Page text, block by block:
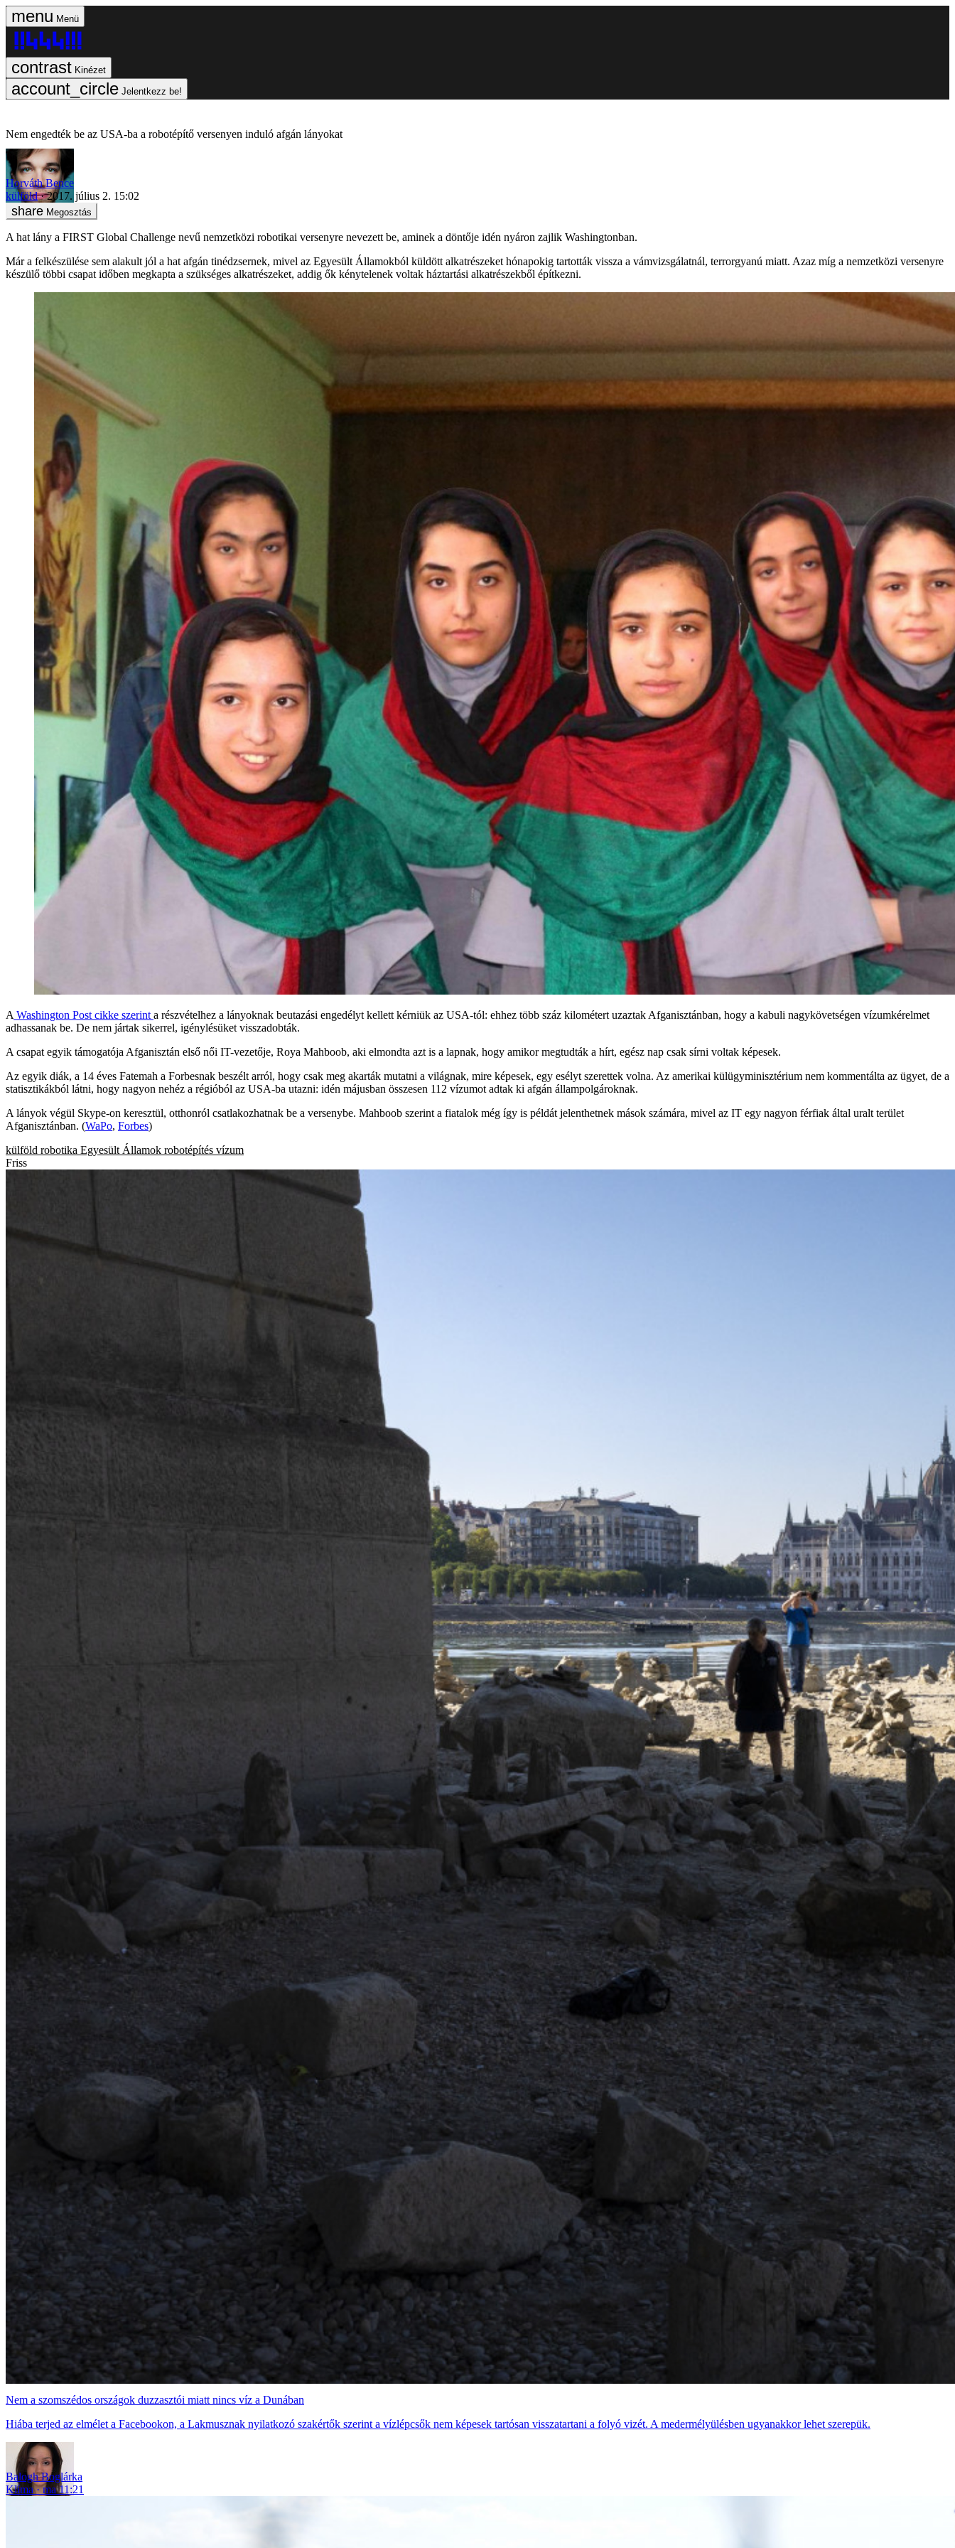
Menü
Kinézet
Jelentkezz be!
Nem engedték be az USA-ba a robotépítő versenyen induló afgán lányokat
Horváth Bence
külföld
2017. július 2. 15:02
Megosztás
A hat lány a FIRST Global Challenge nevű nemzetközi robotikai versenyre nevezett be, aminek a döntője idén nyáron zajlik Washingtonban.
Már a felkészülése sem alakult jól a hat afgán tinédzsernek, mivel az Egyesült Államokból küldött alkatrészeket hónapokig tartották vissza a vámvizsgálatnál, terrorgyanú miatt. Azaz míg a nemzetközi versenyre
készülő többi csapat időben megkapta a szükséges alkatrészeket, addig ők kénytelenek voltak háztartási alkatrészekből építkezni.
A Washington Post cikke szerint a részvételhez a lányoknak beutazási engedélyt kellett kérniük az USA-tól: ehhez több száz kilométert uzaztak Afganisztánban, hogy a kabuli nagykövetségen vízumkérelmet
adhassanak be. De nem jártak sikerrel, igénylésüket visszadobták.
A csapat egyik támogatója Afganisztán első női IT-vezetője, Roya Mahboob, aki elmondta azt is a lapnak, hogy amikor megtudták a hírt, egész nap csak sírni voltak képesek.
Az egyik diák, a 14 éves Fatemah a Forbesnak beszélt arról, hogy csak meg akarták mutatni a világnak, mire képesek, egy esélyt szerettek volna. Az amerikai külügyminisztérium nem kommentálta az ügyet, de a
statisztikákból látni, hogy nagyon nehéz a régióból az USA-ba utazni: idén májusban összesen 112 vízumot adtak ki afgán állampolgároknak.
A lányok végül Skype-on keresztül, otthonról csatlakozhatnak be a versenybe. Mahboob szerint a fiatalok még így is példát jelenthetnek mások számára, mivel az IT egy nagyon férfiak által uralt terület
Afganisztánban. (WaPo, Forbes)
külföld robotika Egyesült Államok robotépítés vízum
Friss
Nem a szomszédos országok duzzasztói miatt nincs víz a Dunában
Hiába terjed az elmélet a Facebookon, a Lakmusznak nyilatkozó szakértők szerint a vízlépcsők nem képesek tartósan visszatartani a folyó vizét. A medermélyülésben ugyanakkor lehet szerepük.
Balogh Boglárka
Klíma
ma 11:21